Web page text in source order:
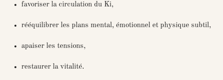
favoriser la circulation du Ki,
rééquilibrer les plans mental, émotionnel et physique subtil,
apaiser les tensions,
restaurer la vitalité.